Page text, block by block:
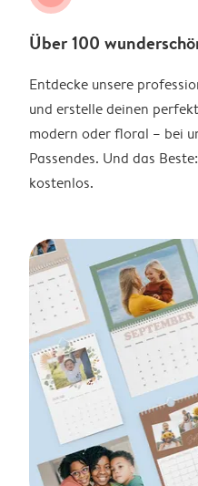
Über 100
Entdecke unsere
und erstelle deinen
modern oder floral – bei
Passendes. Und das
kostenlos.